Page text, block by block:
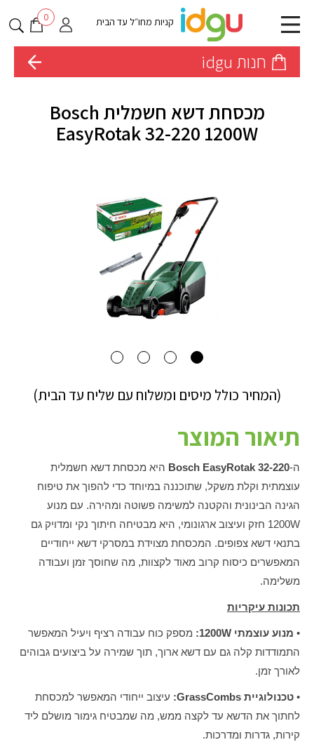
קניות מחו״ל עד הבית 0
חנות idgu
מכסחת דשא חשמלית Bosch
EasyRotak 32-220 1200W
(המחיר כולל מיסים ומשלוח עם שליח עד הבית)
תיאור המוצר
ה-Bosch EasyRotak 32-220 היא מכסחת דשא חשמלית
עוצמתית וקלת משקל, שתוכננה במיוחד כדי להפוך את טיפוח
הגינה הבינונית והקטנה למשימה פשוטה ומהירה. עם מנוע
1200W חזק ועיצוב ארגונומי, היא מבטיחה חיתוך נקי ומדויק גם
בתנאי דשא צפופים. המכסחת מצוידת במסרקי דשא ייחודיים
המאפשרים כיסוח קרוב מאוד לקצוות, מה שחוסך זמן ועבודה
משלימה.
תכונות עיקריות
• מנוע עוצמתי 1200W:
מספק כוח עבודה רציף ויעיל המאפשר
התמודדות קלה גם עם דשא ארוך, תוך שמירה על ביצועים גבוהים
לאורך זמן.
• טכנולוגיית GrassCombs:
עיצוב ייחודי המאפשר למכסחת
לחתוך את הדשא עד לקצה ממש, מה שמבטיח גימור מושלם ליד
קירות, גדרות ומדרכות.